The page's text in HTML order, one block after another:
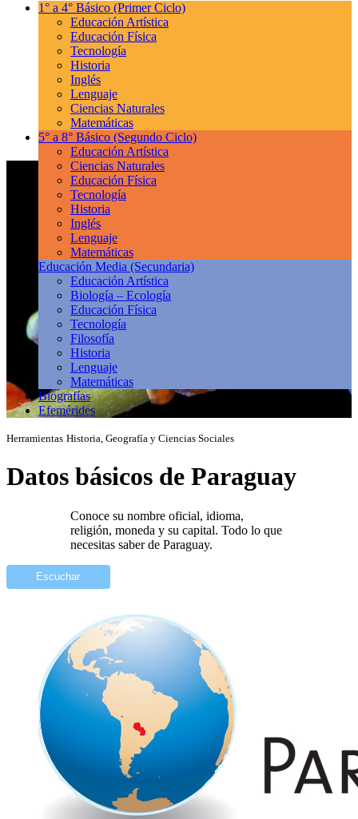
1° a 4° Básico (Primer Ciclo)
Educación Artística
Educación Física
Tecnología
Historia
Inglés
Lenguaje
Ciencias Naturales
Matemáticas
5° a 8° Básico (Segundo Ciclo)
Educación Artística
Ciencias Naturales
Educación Física
Tecnología
Historia
Inglés
Lenguaje
Matemáticas
Educación Media (Secundaria)
Educación Artística
Biología – Ecología
Educación Física
Tecnología
Filosofía
Historia
Lenguaje
Matemáticas
Biografías
Efemérides
Herramientas Historia, Geografía y Ciencias Sociales
Datos básicos de Paraguay
Conoce su nombre oficial, idioma,
religión, moneda y su capital. Todo lo que
necesitas saber de Paraguay.
Escuchar